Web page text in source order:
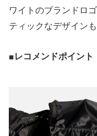
ワイトのブランドロ
ティックなデザイン
■レコメンドポイント